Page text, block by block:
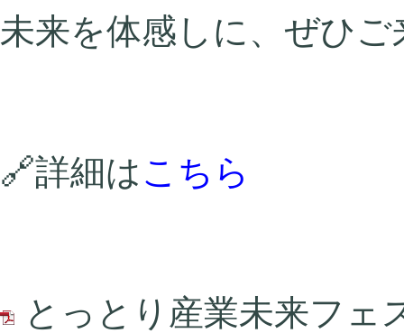
未来を体感しに、ぜひ
🔗詳細はこちら
とっとり産業未来フェ